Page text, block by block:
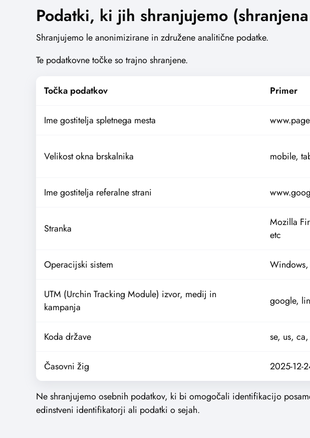
Podatki, ki jih shranjujemo
Shranjujemo le anonimizirane in združene analitične podatke.
Te podatkovne točke so trajno shranjene.
Točka podatkov Primer
Ime gostitelja spletnega mesta
Velikost okna brskalnika mobile,
Ime gostitelja referalne strani
Stranka
Mozilla
etc
Operacijski sistem
UTM (Urchin Tracking Module) izvor, medij in
kampanja
google,
Koda države se, us,
Časovni žig 2025-12-
Ne shranjujemo osebnih podatkov, ki bi omogočali identifikacijo
edinstveni identifikatorji ali podatki o sejah.